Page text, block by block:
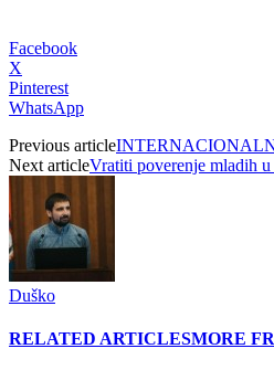
Facebook
X
Pinterest
WhatsApp
Previous article
Next articleVratiti poverenje mladih
Duško
RELATED ARTICLESMORE